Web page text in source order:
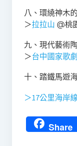
八、環繞神木
＞拉拉山 @桃
九、現代藝術
＞台中國家歌
十、踏鐵馬遊
＞17公里海岸線
Share